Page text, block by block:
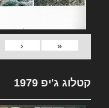
«
‹
קטלוג ג'יפ 1979